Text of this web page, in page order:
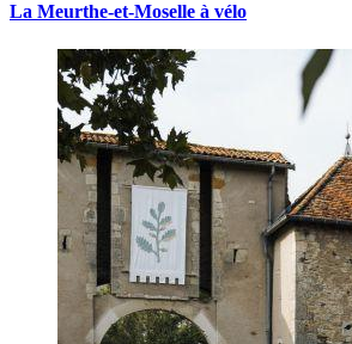
La Meurthe-et-Moselle à vélo